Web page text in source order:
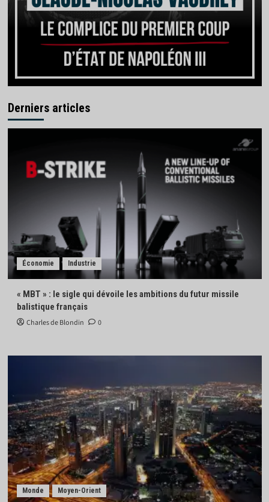
Derniers articles
Économie Industrie
« MBT » : le sigle qui dévoile les ambitions du futur missile
balistique français
Charles de Blondin 0
Monde Moyen-Orient